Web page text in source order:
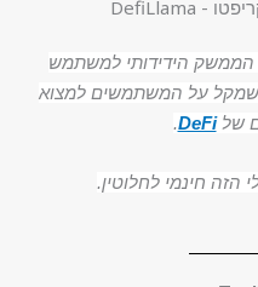
הממשק הידידותי למשתמש
שמקל על המשתמשים למצוא
שלDeFi
.
הזה חינמי לחלוטין.